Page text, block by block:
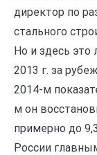
директор по
стального
Но и здесь это
2013 г. за
2014-м
м он
примерно до
России